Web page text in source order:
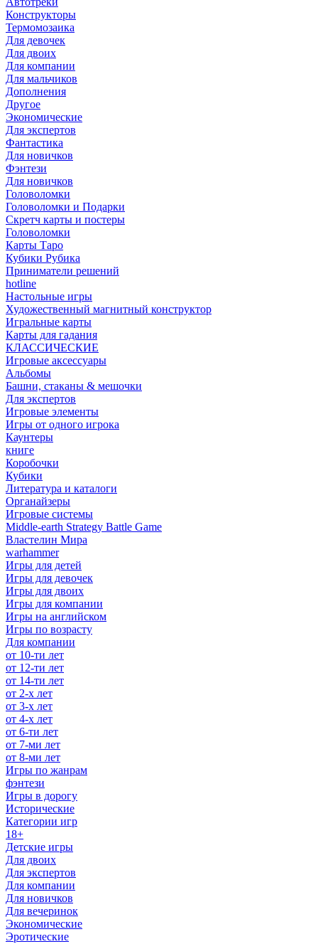
Конструкторы
Термомозаика
Для девочек
Для двоих
Для компании
Для мальчиков
Дополнения
Другое
Экономические
Для экспертов
Фантастика
Для новичков
Фэнтези
Для новичков
Головоломки
Головоломки и Подарки
Cкретч карты и постеры
Головоломки
Карты Таро
Кубики Рубика
Приниматели решений
hotline
Настольные игры
Художественный магнитный конструктор
Игральные карты
Карты для гадания
КЛАССИЧЕСКИЕ
Игровые аксессуары
Альбомы
Башни, стаканы & мешочки
Для экспертов
Игровые элементы
Игры от одного игрока
Каунтеры
книге
Коробочки
Кубики
Литература и каталоги
Органайзеры
Игровые системы
Middle-earth Strategy Battle Game
Властелин Мира
warhammer
Игры для детей
Игры для девочек
Игры для двоих
Игры для компании
Игры на английском
Игры по возрасту
Для компании
от 10-ти лет
от 12-ти лет
от 14-ти лет
от 2-х лет
от 3-х лет
от 4-х лет
от 6-ти лет
от 7-ми лет
от 8-ми лет
Игры по жанрам
фэнтези
Игры в дорогу
Исторические
Категории игр
18+
Детские игры
Для двоих
Для экспертов
Для компании
Для новичков
Для вечеринок
Экономические
Эротические